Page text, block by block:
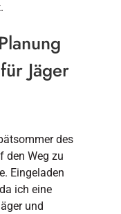
Jäger
des
den Weg zu
Eingeladen
ich eine
und